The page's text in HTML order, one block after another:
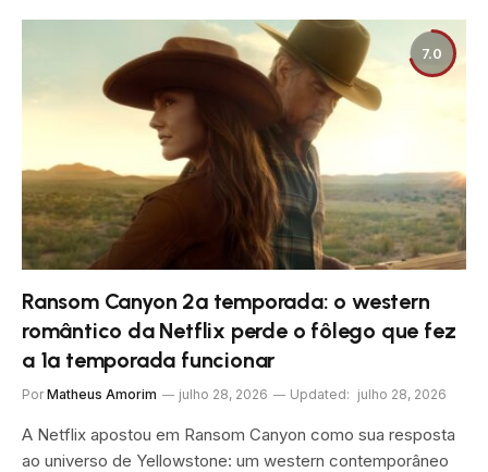
7.0
Ransom Canyon 2ª temporada: o western
romântico da Netflix perde o fôlego que fez
a 1ª temporada funcionar
Por Matheus Amorim julho 28, 2026 Updated: julho 28, 2026
A Netflix apostou em Ransom Canyon como sua resposta
ao universo de Yellowstone: um western contemporâneo